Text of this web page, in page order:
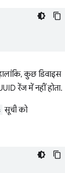
कुछ डिवाइस
रेंज में नहीं होता.
सूची को